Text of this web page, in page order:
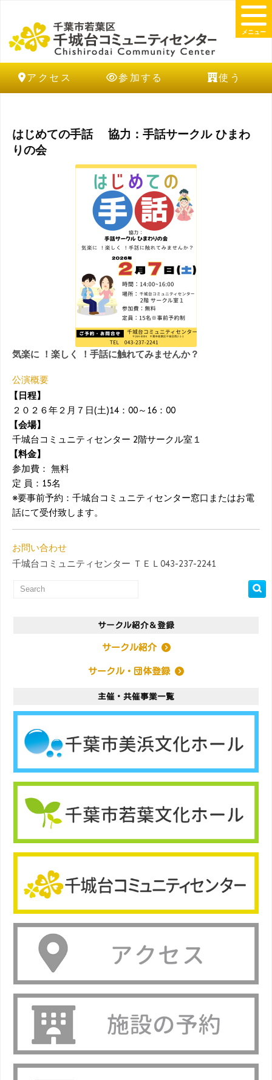
アクセス 参加する 使う
メニュー
はじめての手話 協力：手話サークル ひまわ
りの会
気楽に ！楽しく ！手話に触れてみませんか？
公演概要
【日程】
２０２６年２月７日(土)14：00～16：00
【会場】
千城台コミュニティセンター 2階サークル室１
【料金】
参加費： 無料
定 員：15名
※要事前予約：千城台コミュニティセンター窓口またはお電
話にて受付致します。
お問い合わせ
千城台コミュニティセンター ＴＥＬ043-237-2241
サークル紹介＆登録
サークル紹介
サークル・団体登録
主催・共催事業一覧